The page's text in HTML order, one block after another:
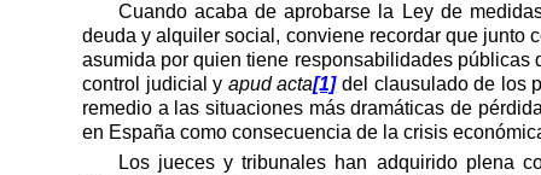
Cuando acaba de aprobarse la Leyde
deuda y alquiler social, conviene recordar que junto
asumida por quien tiene responsabilidades
control judicial y apud acta[1]del clausulado de los
remedio a las situaciones más dramáticas de
en España como consecuencia de la crisis
Los jueces y tribunales han adquirido plena